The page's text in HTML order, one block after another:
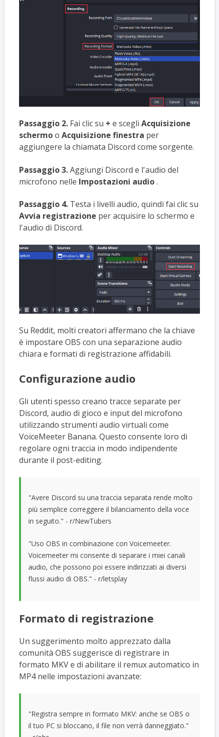
Passaggio 2.Fai clic su + e scegli Acquisizione
schermoo Acquisizione finestra per
aggiungere la chiamata Discord come sorgente.
Passaggio 3.Aggiungi Discord e l'audio del
microfono nelle Impostazioni audio.
Passaggio 4.Testa i livelli audio, quindi fai clic su
Avvia registrazione per acquisire lo schermo e
l'audio di Discord.
Su Reddit, molti creatori affermano che la chiave
è impostare OBS con una separazione audio
chiara e formati di registrazione affidabili.
Configurazione audio
Gli utenti spesso creano tracce separate per
Discord, audio di gioco e input del microfono
utilizzando strumenti audio virtuali come
VoiceMeeter Banana. Questo consente loro di
regolare ogni traccia in modo indipendente
durante il post-editing.
"Avere Discord su una traccia separata rende molto
più semplice correggere il bilanciamento della voce
in seguito." - r/NewTubers
"Uso OBS in combinazione con Voicemeeter.
Voicemeeter mi consente di separare i miei canali
audio, che possono poi essere indirizzati ai diversi
flussi audio di OBS." - r/letsplay
Formato di registrazione
Un suggerimento molto apprezzato dalla
comunità OBS suggerisce di registrare in
formato MKV e di abilitare il remux automatico in
MP4 nelle impostazioni avanzate:
"Registra sempre in formato MKV: anche se OBS o
il tuo PC si bloccano, il file non verrà danneggiato."